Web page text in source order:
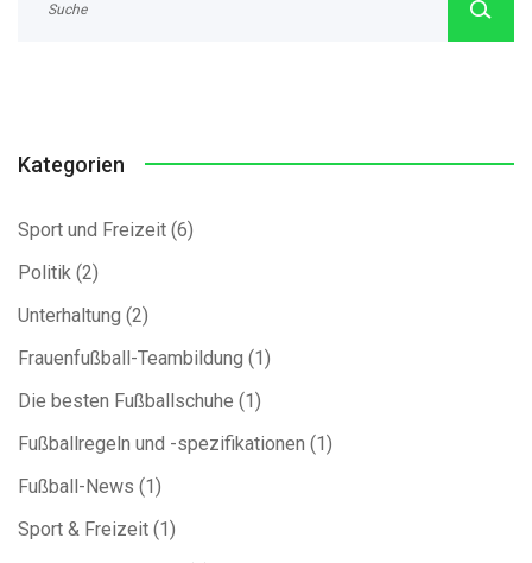
Kategorien
Sport und Freizeit (6)
Politik (2)
Unterhaltung (2)
Frauenfußball-Teambildung (1)
Die besten Fußballschuhe (1)
Fußballregeln und -spezifikationen (1)
Fußball-News (1)
Sport & Freizeit (1)